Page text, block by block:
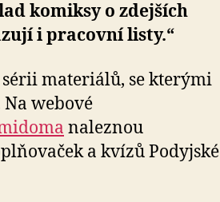
komiksy o zdejších
i pracovní listy.“
materiálů, se kterými
webové
naleznou
a kvízů Podyjské